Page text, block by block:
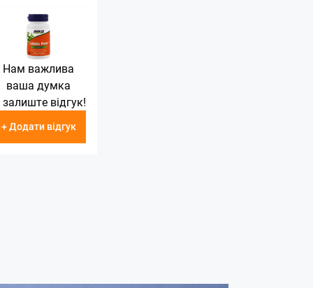
Нам важлива
ваша думка
відгук!
+ Додати відгук